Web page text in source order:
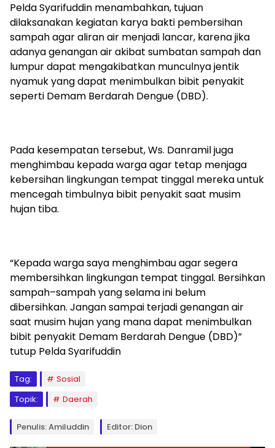
Pelda Syarifuddin menambahkan, tujuan
dilaksanakan kegiatan karya bakti pembersihan
sampah agar aliran air menjadi lancar, karena jika
adanya genangan air akibat sumbatan sampah dan
lumpur dapat mengakibatkan munculnya jentik
nyamuk yang dapat menimbulkan bibit penyakit
seperti Demam Berdarah Dengue (DBD).
Pada kesempatan tersebut, Ws. Danramil juga
menghimbau kepada warga agar tetap menjaga
kebersihan lingkungan tempat tinggal mereka untuk
mencegah timbulnya bibit penyakit saat musim
hujan tiba.
“Kepada warga saya menghimbau agar segera
membersihkan lingkungan tempat tinggal. Bersihkan
sampah–sampah yang selama ini belum
dibersihkan. Jangan sampai terjadi genangan air
saat musim hujan yang mana dapat menimbulkan
bibit penyakit Demam Berdarah Dengue (DBD)”
tutup Pelda Syarifuddin
Tag:
Sosial
Topik:
Daerah
Penulis: Amiluddin Editor: Dion